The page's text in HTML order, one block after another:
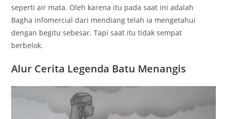
seperti air mata. Oleh karena itu pada saat ini adalah
Bagha infomercial dari mendiang telah ia mengetahui
dengan begitu sebesar. Tapi saat itu tidak sempat
berbelok.
Alur Cerita Legenda Batu Menangis